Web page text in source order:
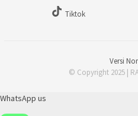
Tiktok
Versi
© Copyright 2025 |
WhatsApp us